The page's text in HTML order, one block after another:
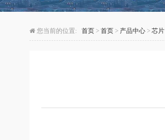
您当前的位置: 首页 > 首页 > 产品中心> 芯片